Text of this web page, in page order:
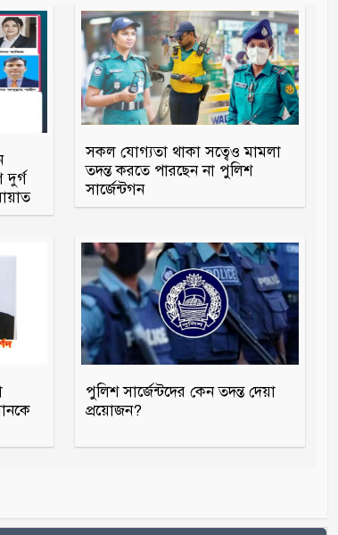
সকল যোগ্যতা থাকা সত্বেও মামলা
তদন্ত করতে পারছেন না পুলিশ
সার্জেন্টগন
পুলিশ সার্জেন্টদের কেন তদন্ত দেয়া
প্রয়োজন?